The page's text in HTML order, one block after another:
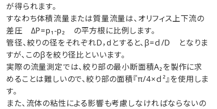
が得られます。
すなわち体積流量または質量流量は、オリフィス上下流の
差圧 ΔP=p₁-p₂ の平方根に比例します。
管径、絞りの径をそれぞれD，dとすると、β=ｄ/D となりま
すが、このβを絞り径比といいます。
実際の流量測定では、絞り部の最小断面積A₂を製作に求
めることは難しいので、絞り部の面積『π/4×ｄ²』を使用しま
す。
また、流体の粘性による影響も考慮しなければならないの